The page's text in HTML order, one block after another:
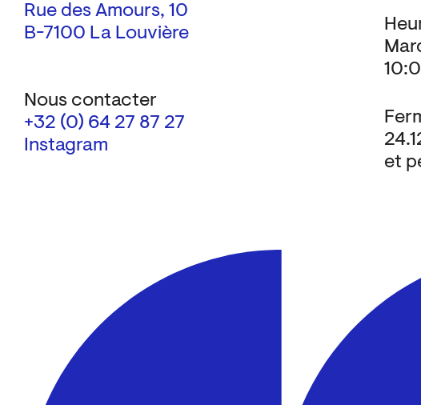
Rue des Amours, 10
B-7100 La Louvière
Nous contacter
+32 (0) 64 27 87 27
Instagram
et